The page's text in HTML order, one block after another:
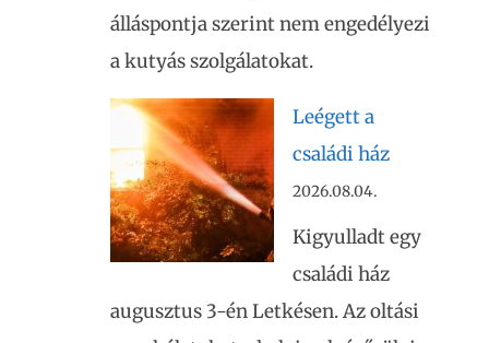
álláspontja szerint nem engedélyezi
a kutyás szolgálatokat.
Leégett a
családi ház
2026.08.04.
Kigyulladt egy
családi ház
augusztus 3-én Letkésen. Az oltási